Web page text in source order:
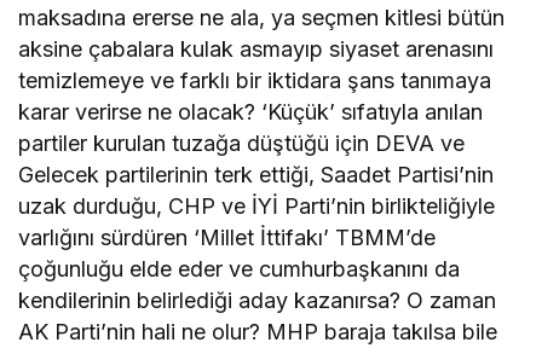
maksadına ererse ne ala, ya seçmen kitlesi bütün
aksine çabalara kulak asmayıp siyaset arenasını
temizlemeye ve farklı bir iktidara şans tanımaya
karar verirse ne olacak? ‘Küçük’ sıfatıyla anılan
partiler kurulan tuzağa düştüğü için DEVA ve
Gelecek partilerinin terk ettiği, Saadet Partisi’nin
uzak durduğu, CHP ve İYİ Parti’nin birlikteliğiyle
varlığını sürdüren ‘Millet İttifakı’ TBMM’de
çoğunluğu elde eder ve cumhurbaşkanını da
kendilerinin belirlediği aday kazanırsa? O zaman
AK Parti’nin hali ne olur? MHP baraja takılsa bile